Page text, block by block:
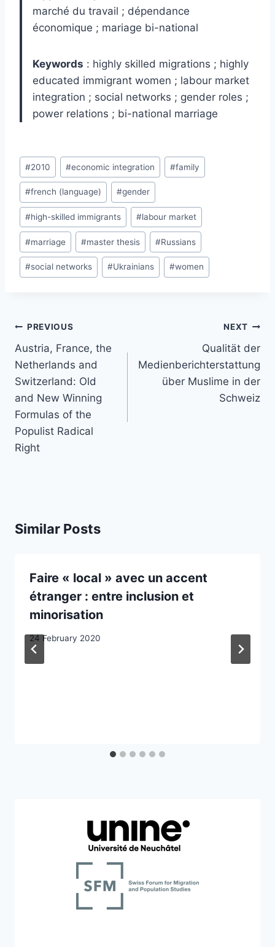
marché du travail ; dépendance
économique ; mariage bi-national
Keywords : highly skilled migrations ; highly
educated immigrant women ; labour market
integration ; social networks ; gender roles ;
power relations ; bi-national marriage
Post
Tags:
#2010 #economic integration #family
#french (language) #gender
#high-skilled immigrants #labour market
#marriage #master thesis #Russians
#social networks #Ukrainians #women
Post
navigation
PREVIOUS
Austria, France, the
Netherlands and
Switzerland: Old
and New Winning
Formulas of the
Populist Radical
Right
NEXT
Qualität der
Medienberichterstattung
über Muslime in der
Schweiz
Similar Posts
Faire « local » avec un accent
étranger : entre inclusion et
minorisation
24 February 2020